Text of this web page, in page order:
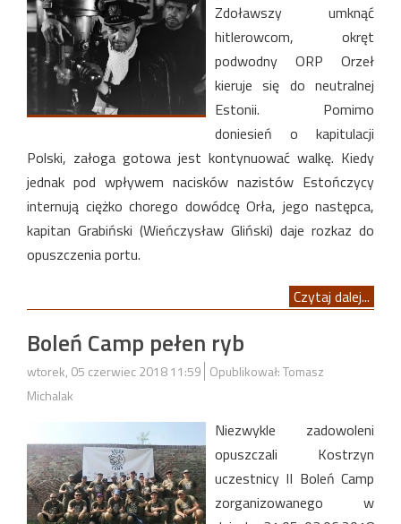
Zdoławszy umknąć
hitlerowcom, okręt
podwodny ORP Orzeł
kieruje się do neutralnej
Estonii. Pomimo
doniesień o kapitulacji
Polski, załoga gotowa jest kontynuować walkę. Kiedy
jednak pod wpływem nacisków nazistów Estończycy
internują ciężko chorego dowódcę Orła, jego następca,
kapitan Grabiński (Wieńczysław Gliński) daje rozkaz do
opuszczenia portu.
Czytaj dalej...
Boleń Camp pełen ryb
wtorek, 05 czerwiec 2018 11:59 Opublikował: Tomasz
Michalak
Niezwykle zadowoleni
opuszczali Kostrzyn
uczestnicy II Boleń Camp
zorganizowanego w